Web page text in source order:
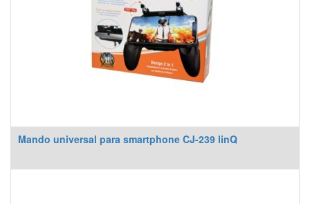
Mando universal para smartphone CJ-239 linQ